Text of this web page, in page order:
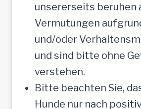
unsererseits beruhen
Vermutungen
und/oder
und sind bitte ohne
verstehen.
Bitte beachten Sie,
Hunde nur nach